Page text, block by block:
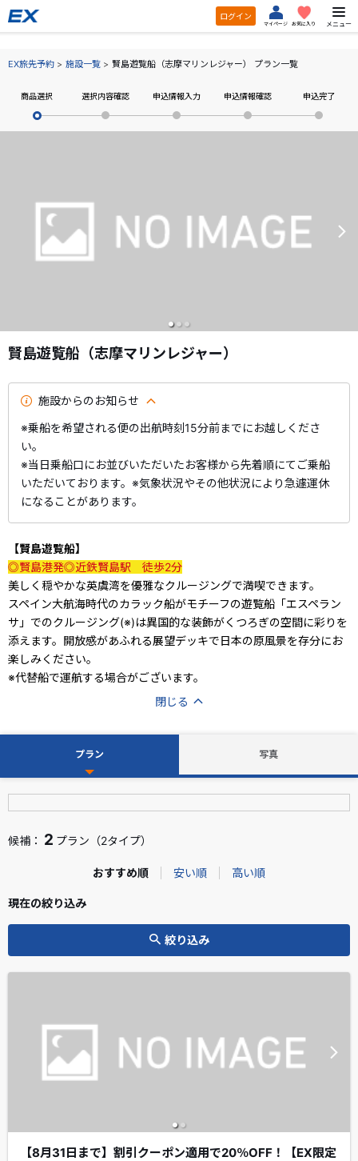
ログイン
マイページ お気に入り メニュー
EX旅先予約 施設一覧 賢島遊覧船（志摩マリンレジャー） プラン一覧
商品選択 選択内容確認 申込情報入力 申込情報確認 申込完了
賢島遊覧船（志摩マリンレジャー）
施設からのお知らせ
※乗船を希望される便の出航時刻15分前までにお越しくださ
い。
※当日乗船口にお並びいただいたお客様から先着順にてご乗船
いただいております。※気象状況やその他状況により急遽運休
になることがあります。
閉じる
【賢島遊覧船】
◎賢島港発◎近鉄賢島駅　徒歩2分
美しく穏やかな英虞湾を優雅なクルージングで満喫できます。
スペイン大航海時代のカラック船がモチーフの遊覧船「エスペラン
サ」でのクルージング(※)は異国的な装飾がくつろぎの空間に彩りを
添えます。開放感があふれる展望デッキで日本の原風景を存分にお
楽しみください。
※代替船で運航する場合がございます。
プラン 写真
絞り込み
現在の絞り込み
候補： 2 プラン（2タイプ）
おすすめ順 安い順 高い順
【8月31日まで】割引クーポン適用で20％OFF！【EX限定